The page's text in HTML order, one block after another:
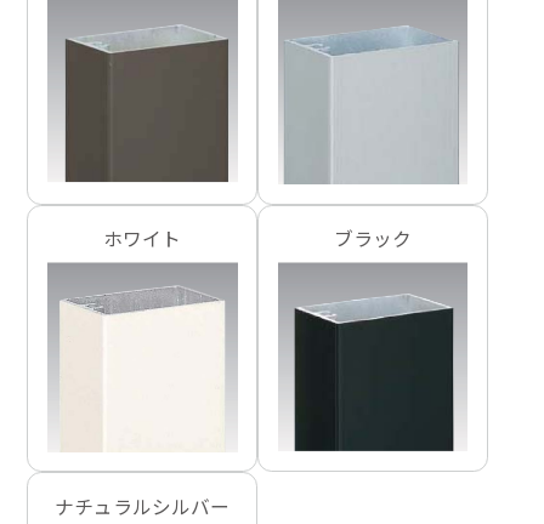
ホワイト ブラック
ナチュラルシルバー